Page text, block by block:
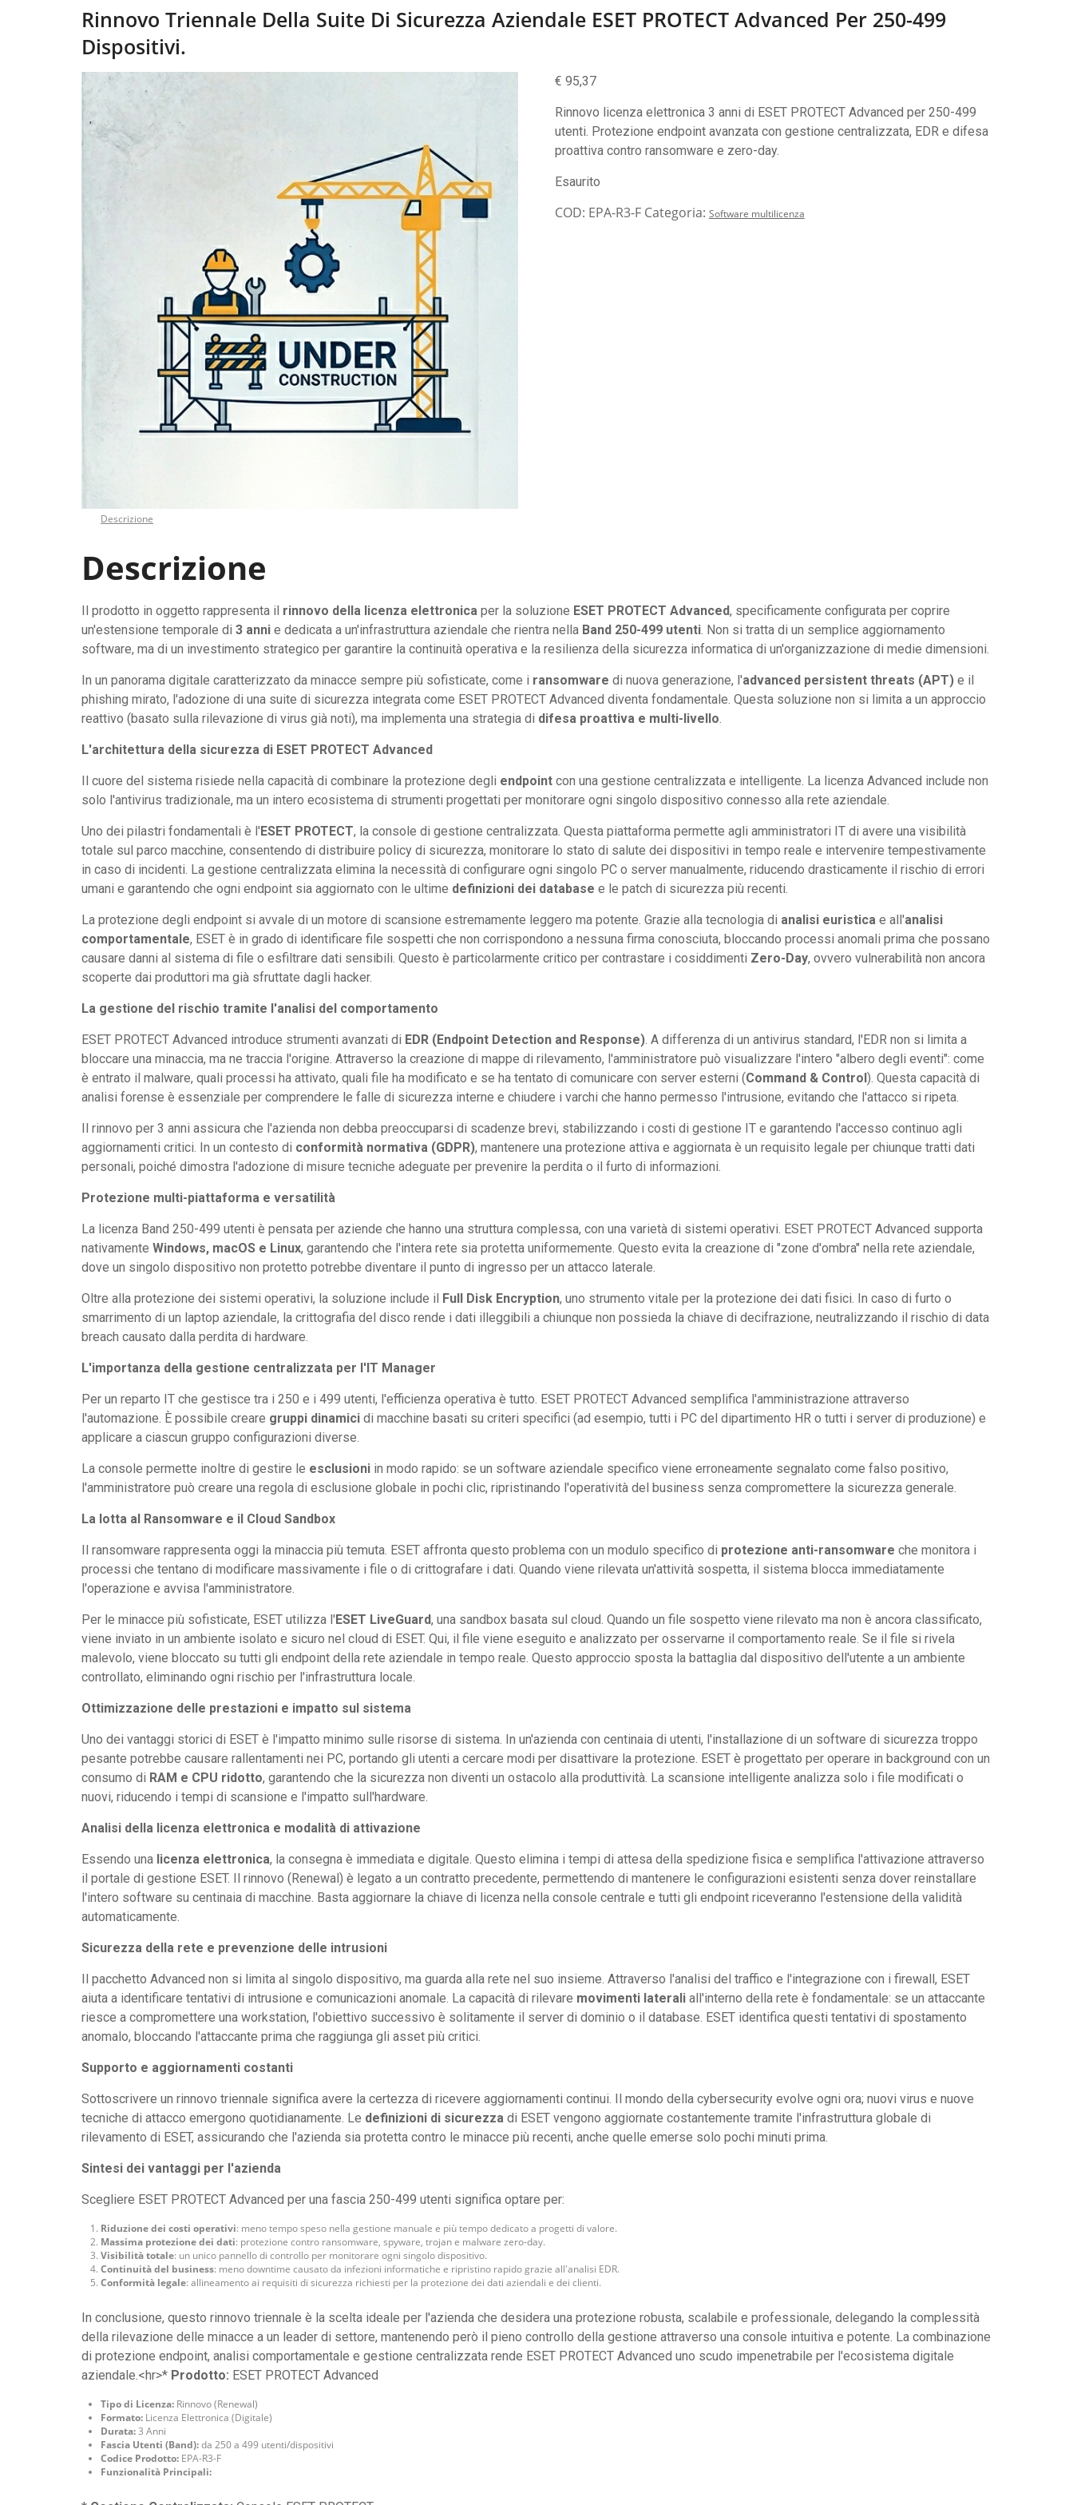
Rinnovo Triennale Della Suite Di Sicurezza Aziendale ESET PROTECT Advanced Per 250-499
Dispositivi.
€ 95,37
Rinnovo licenza elettronica 3 anni di ESET PROTECT Advanced per 250-499
utenti. Protezione endpoint avanzata con gestione centralizzata, EDR e difesa
proattiva contro ransomware e zero-day.
Esaurito
COD: EPA-R3-F Categoria: Software multilicenza
Descrizione
Descrizione
Il prodotto in oggetto rappresenta il rinnovo della licenza elettronica per la soluzione ESET PROTECT Advanced, specificamente configurata per coprire
un'estensione temporale di 3 anni e dedicata a un'infrastruttura aziendale che rientra nella Band 250-499 utenti. Non si tratta di un semplice aggiornamento
software, ma di un investimento strategico per garantire la continuità operativa e la resilienza della sicurezza informatica di un'organizzazione di medie dimensioni.
In un panorama digitale caratterizzato da minacce sempre più sofisticate, come i ransomware di nuova generazione, l'advanced persistent threats (APT) e il
phishing mirato, l'adozione di una suite di sicurezza integrata come ESET PROTECT Advanced diventa fondamentale. Questa soluzione non si limita a un approccio
reattivo (basato sulla rilevazione di virus già noti), ma implementa una strategia di difesa proattiva e multi-livello.
L'architettura della sicurezza di ESET PROTECT Advanced
Il cuore del sistema risiede nella capacità di combinare la protezione degli endpoint con una gestione centralizzata e intelligente. La licenza Advanced include non
solo l'antivirus tradizionale, ma un intero ecosistema di strumenti progettati per monitorare ogni singolo dispositivo connesso alla rete aziendale.
Uno dei pilastri fondamentali è l' ESET PROTECT, la console di gestione centralizzata. Questa piattaforma permette agli amministratori IT di avere una visibilità
totale sul parco macchine, consentendo di distribuire policy di sicurezza, monitorare lo stato di salute dei dispositivi in tempo reale e intervenire tempestivamente
in caso di incidenti. La gestione centralizzata elimina la necessità di configurare ogni singolo PC o server manualmente, riducendo drasticamente il rischio di errori
umani e garantendo che ogni endpoint sia aggiornato con le ultime definizioni dei database e le patch di sicurezza più recenti.
La protezione degli endpoint si avvale di un motore di scansione estremamente leggero ma potente. Grazie alla tecnologia di analisi euristica e all'analisi
comportamentale, ESET è in grado di identificare file sospetti che non corrispondono a nessuna firma conosciuta, bloccando processi anomali prima che possano
causare danni al sistema di file o esfiltrare dati sensibili. Questo è particolarmente critico per contrastare i cosiddimenti Zero-Day, ovvero vulnerabilità non ancora
scoperte dai produttori ma già sfruttate dagli hacker.
La gestione del rischio tramite l'analisi del comportamento
ESET PROTECT Advanced introduce strumenti avanzati di EDR (Endpoint Detection and Response). A differenza di un antivirus standard, l'EDR non si limita a
bloccare una minaccia, ma ne traccia l'origine. Attraverso la creazione di mappe di rilevamento, l'amministratore può visualizzare l'intero "albero degli eventi": come
è entrato il malware, quali processi ha attivato, quali file ha modificato e se ha tentato di comunicare con server esterni (Command & Control ). Questa capacità di
analisi forense è essenziale per comprendere le falle di sicurezza interne e chiudere i varchi che hanno permesso l'intrusione, evitando che l'attacco si ripeta.
Il rinnovo per 3 anni assicura che l'azienda non debba preoccuparsi di scadenze brevi, stabilizzando i costi di gestione IT e garantendo l'accesso continuo agli
aggiornamenti critici. In un contesto di conformità normativa (GDPR), mantenere una protezione attiva e aggiornata è un requisito legale per chiunque tratti dati
personali, poiché dimostra l'adozione di misure tecniche adeguate per prevenire la perdita o il furto di informazioni.
Protezione multi-piattaforma e versatilità
La licenza Band 250-499 utenti è pensata per aziende che hanno una struttura complessa, con una varietà di sistemi operativi. ESET PROTECT Advanced supporta
nativamente Windows, macOS e Linux, garantendo che l'intera rete sia protetta uniformemente. Questo evita la creazione di "zone d'ombra" nella rete aziendale,
dove un singolo dispositivo non protetto potrebbe diventare il punto di ingresso per un attacco laterale.
Oltre alla protezione dei sistemi operativi, la soluzione include il Full Disk Encryption, uno strumento vitale per la protezione dei dati fisici. In caso di furto o
smarrimento di un laptop aziendale, la crittografia del disco rende i dati illeggibili a chiunque non possieda la chiave di decifrazione, neutralizzando il rischio di data
breach causato dalla perdita di hardware.
L'importanza della gestione centralizzata per l'IT Manager
Per un reparto IT che gestisce tra i 250 e i 499 utenti, l'efficienza operativa è tutto. ESET PROTECT Advanced semplifica l'amministrazione attraverso
l'automazione. È possibile creare gruppi dinamici di macchine basati su criteri specifici (ad esempio, tutti i PC del dipartimento HR o tutti i server di produzione) e
applicare a ciascun gruppo configurazioni diverse.
La console permette inoltre di gestire le esclusioni in modo rapido: se un software aziendale specifico viene erroneamente segnalato come falso positivo,
l'amministratore può creare una regola di esclusione globale in pochi clic, ripristinando l'operatività del business senza compromettere la sicurezza generale.
La lotta al Ransomware e il Cloud Sandbox
Il ransomware rappresenta oggi la minaccia più temuta. ESET affronta questo problema con un modulo specifico di protezione anti-ransomware che monitora i
processi che tentano di modificare massivamente i file o di crittografare i dati. Quando viene rilevata un'attività sospetta, il sistema blocca immediatamente
l'operazione e avvisa l'amministratore.
Per le minacce più sofisticate, ESET utilizza l' ESET LiveGuard, una sandbox basata sul cloud. Quando un file sospetto viene rilevato ma non è ancora classificato,
viene inviato in un ambiente isolato e sicuro nel cloud di ESET. Qui, il file viene eseguito e analizzato per osservarne il comportamento reale. Se il file si rivela
malevolo, viene bloccato su tutti gli endpoint della rete aziendale in tempo reale. Questo approccio sposta la battaglia dal dispositivo dell'utente a un ambiente
controllato, eliminando ogni rischio per l'infrastruttura locale.
Ottimizzazione delle prestazioni e impatto sul sistema
Uno dei vantaggi storici di ESET è l'impatto minimo sulle risorse di sistema. In un'azienda con centinaia di utenti, l'installazione di un software di sicurezza troppo
pesante potrebbe causare rallentamenti nei PC, portando gli utenti a cercare modi per disattivare la protezione. ESET è progettato per operare in background con un
consumo di RAM e CPU ridotto, garantendo che la sicurezza non diventi un ostacolo alla produttività. La scansione intelligente analizza solo i file modificati o
nuovi, riducendo i tempi di scansione e l'impatto sull'hardware.
Analisi della licenza elettronica e modalità di attivazione
Essendo una licenza elettronica, la consegna è immediata e digitale. Questo elimina i tempi di attesa della spedizione fisica e semplifica l'attivazione attraverso
il portale di gestione ESET. Il rinnovo (Renewal) è legato a un contratto precedente, permettendo di mantenere le configurazioni esistenti senza dover reinstallare
l'intero software su centinaia di macchine. Basta aggiornare la chiave di licenza nella console centrale e tutti gli endpoint riceveranno l'estensione della validità
automaticamente.
Sicurezza della rete e prevenzione delle intrusioni
Il pacchetto Advanced non si limita al singolo dispositivo, ma guarda alla rete nel suo insieme. Attraverso l'analisi del traffico e l'integrazione con i firewall, ESET
aiuta a identificare tentativi di intrusione e comunicazioni anomale. La capacità di rilevare movimenti laterali all'interno della rete è fondamentale: se un attaccante
riesce a compromettere una workstation, l'obiettivo successivo è solitamente il server di dominio o il database. ESET identifica questi tentativi di spostamento
anomalo, bloccando l'attaccante prima che raggiunga gli asset più critici.
Supporto e aggiornamenti costanti
Sottoscrivere un rinnovo triennale significa avere la certezza di ricevere aggiornamenti continui. Il mondo della cybersecurity evolve ogni ora; nuovi virus e nuove
tecniche di attacco emergono quotidianamente. Le definizioni di sicurezza di ESET vengono aggiornate costantemente tramite l'infrastruttura globale di
rilevamento di ESET, assicurando che l'azienda sia protetta contro le minacce più recenti, anche quelle emerse solo pochi minuti prima.
Sintesi dei vantaggi per l'azienda
Scegliere ESET PROTECT Advanced per una fascia 250-499 utenti significa optare per:
Riduzione dei costi operativi: meno tempo speso nella gestione manuale e più tempo dedicato a progetti di valore.
Massima protezione dei dati: protezione contro ransomware, spyware, trojan e malware zero-day.
Visibilità totale: un unico pannello di controllo per monitorare ogni singolo dispositivo.
Continuità del business: meno downtime causato da infezioni informatiche e ripristino rapido grazie all'analisi EDR.
Conformità legale: allineamento ai requisiti di sicurezza richiesti per la protezione dei dati aziendali e dei clienti.
In conclusione, questo rinnovo triennale è la scelta ideale per l'azienda che desidera una protezione robusta, scalabile e professionale, delegando la complessità
della rilevazione delle minacce a un leader di settore, mantenendo però il pieno controllo della gestione attraverso una console intuitiva e potente. La combinazione
di protezione endpoint, analisi comportamentale e gestione centralizzata rende ESET PROTECT Advanced uno scudo impenetrabile per l'ecosistema digitale
aziendale.<hr>* Prodotto: ESET PROTECT Advanced
Tipo di Licenza: Rinnovo (Renewal)
Formato: Licenza Elettronica (Digitale)
Durata:3 Anni
Fascia Utenti (Band):da 250 a 499 utenti/dispositivi
Codice Prodotto: EPA-R3-F
Funzionalità Principali: